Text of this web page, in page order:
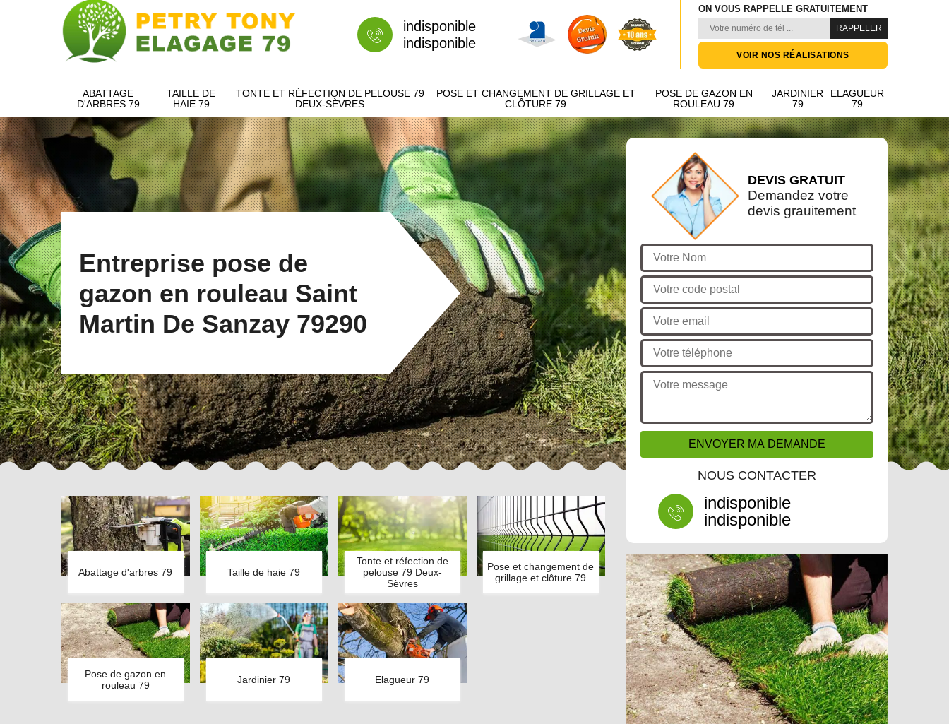
indisponible
indisponible
ON VOUS RAPPELLE GRATUITEMENT
VOIR NOS RÉALISATIONS
ABATTAGE
D'ARBRES 79
TAILLE DE
HAIE 79
TONTE ET RÉFECTION DE PELOUSE 79
DEUX-SÈVRES
POSE ET CHANGEMENT DE GRILLAGE ET
CLÔTURE 79
POSE DE GAZON EN
ROULEAU 79
JARDINIER
79
ELAGUEUR
79
Entreprise pose de
gazon en rouleau Saint
Martin De Sanzay 79290
Abattage d'arbres 79 Taille de haie 79
Tonte et réfection de
pelouse 79 Deux-
Sèvres
Pose et changement de
grillage et clôture 79
Pose de gazon en
rouleau 79
Jardinier 79 Elagueur 79
DEVIS GRATUIT
Demandez votre
devis grauitement
NOUS CONTACTER
indisponible
indisponible